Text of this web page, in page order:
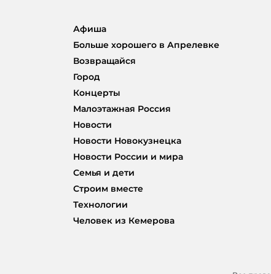
Афиша
Больше хорошего в Апрелевке
Возвращайся
Город
Концерты
Малоэтажная Россия
Новости
Новости Новокузнецка
Новости России и мира
Семья и дети
Строим вместе
Технологии
Человек из Кемерова